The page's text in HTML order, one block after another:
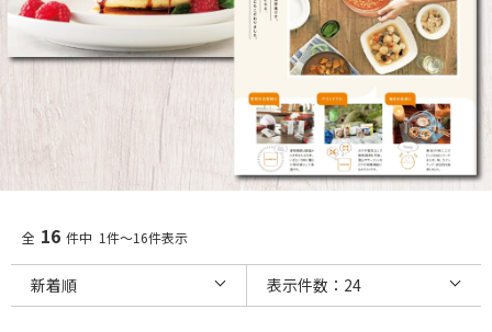
全 16 件中 1件～16件表示